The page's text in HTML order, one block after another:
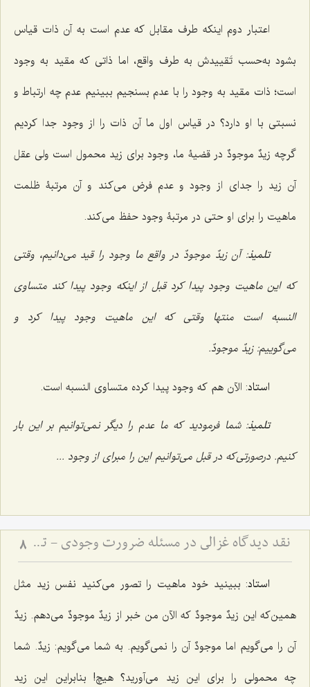
اعتبار دوم اینکه طرف مقابل که عدم است به آن ذات قیاس
بشود به‌حسب تَقییدش به طرف واقع، اما ذاتی که مقید به وجود
است؛ ذات مقید به وجود را با عدم بسنجیم ببینیم عدم چه ارتباط و
نسبتی با او دارد؟ در قیاس اول ما آن ذات را از وجود جدا کردیم
گرچه زیدٌ موجودٌ در قضیۀ ما، وجود برای زید محمول است ولی عقل
آن زید را جدای از وجود و عدم فرض می‌کند و آن مرتبۀ ظلمت
ماهیت را برای او حتی در مرتبۀ وجود حفظ می‌کند.
تلمیذ: آنزیدٌ موجودٌ در واقع ما وجود را قید می‌دانیم، وقتی
که این ماهیت وجود پیدا کرد قبل از اینکه وجود پیدا کند متساوی
النسبه است منتها وقتی که این ماهیت وجود پیدا کرد و
می‌گوییم:زیدٌ موجودٌ.
استاد: الآن هم که وجود پیدا کرده متساوی النسبه است.
تلمیذ: شما فرمودید که ما عدم را دیگر نمی‌توانیم بر این بار
کنیم. درصورتی‌که در قبل می‌توانیم این را مبرای از وجود ...
نقد دیدگاه غزالی در مسئله ضرورت وجودی - تحلیل تفاوت مفهوم و مصداق در اثبات وجوب وجود 8
استاد: ببینید خود ماهیت را تصور می‌کنید نفس زید مثل
همین‌که این زیدٌ موجودٌ که الآن من خبر از زیدٌ موجودٌ می‌دهم. زیدٌ
آن را می‌گویم اما موجودٌ آن را نمی‌گویم. به شما می‌گویم: زیدٌ. شما
چه محمولی را برای این زید می‌آورید؟ هیچ! بنابراین این زید